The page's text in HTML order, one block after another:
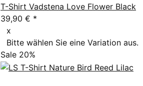
T-Shirt Vadstena Love Flower Black
39,90 € *
x
Bitte wählen Sie eine Variation aus.
Sale 20%